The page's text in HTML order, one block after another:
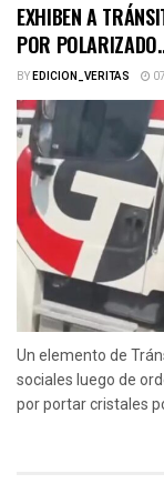
EXHIBEN A
POR
BYEDICION_VERITAS
Un elemento de
sociales luego de
por portar cristales